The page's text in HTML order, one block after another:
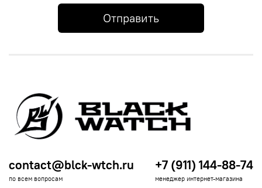
Отправить
contact@blck-wtch.ru
по всем вопросам
+7 (911) 144-88-74
менеджер интернет-магазина